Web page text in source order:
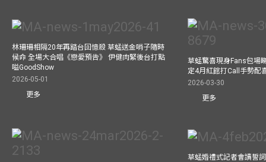
林珊珊相隔20年再踏台回憶殺 草蜢送金哨子隨時
候命 全場大合唱《戀愛預告》 伊健肉緊後台打點
嗌GoodShow
2026-05-01
更多
草蜢驚喜現身Fans包場
定4月紅館打Call手勢配
2026-03-30
更多
草蜢婚禮式記者會讀誓